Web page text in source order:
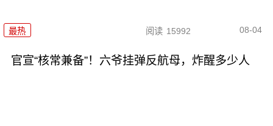
最热 阅读 15992 08-04
官宣“核常兼备”！六爷挂弹反航母，炸醒多少人